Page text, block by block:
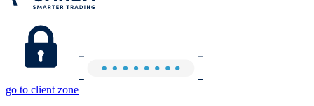
go to client zone